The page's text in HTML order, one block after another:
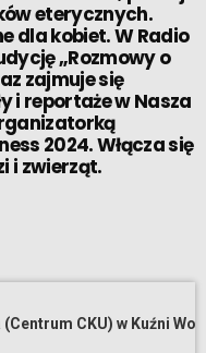
eterycznych.
dla kobiet. W Radio
„Rozmowy o
zajmuje się
i reportaże w Nasza
2024. Włącza się
i zwierząt.